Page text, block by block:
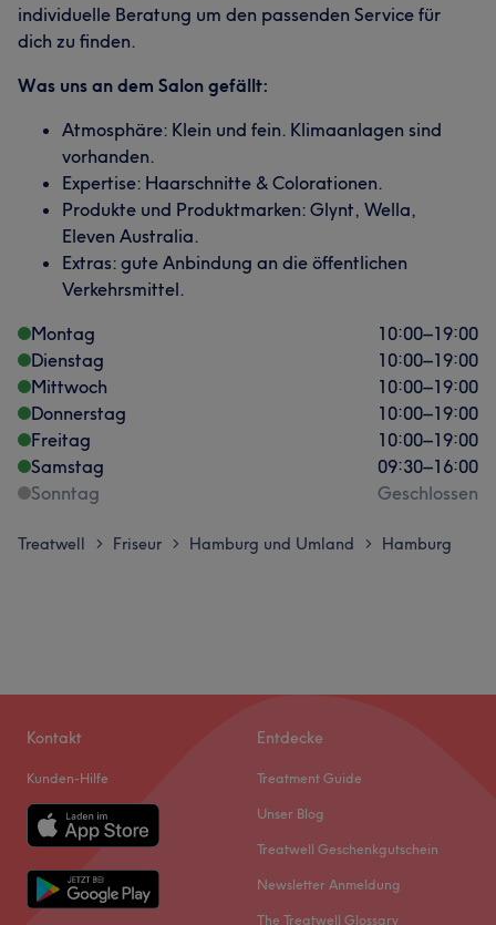
individuelle Beratung um den passenden Service für
dich zu finden.
Was uns an dem Salon gefällt:
Atmosphäre: Klein und fein. Klimaanlagen sind
vorhanden.
Expertise: Haarschnitte & Colorationen.
Produkte und Produktmarken: Glynt, Wella,
Eleven Australia.
Extras: gute Anbindung an die öffentlichen
Verkehrsmittel.
Montag
10:00–19:00
Dienstag
10:00–19:00
Mittwoch
10:00–19:00
Donnerstag
10:00–19:00
Freitag
10:00–19:00
Samstag
09:30–16:00
Sonntag
Geschlossen
Treatwell > Friseur > Hamburg und Umland > Hamburg
Kontakt
Kunden-Hilfe
Entdecke
Treatment Guide
Unser Blog
Treatwell Geschenkgutschein
Newsletter Anmeldung
The Treatwell Glossary